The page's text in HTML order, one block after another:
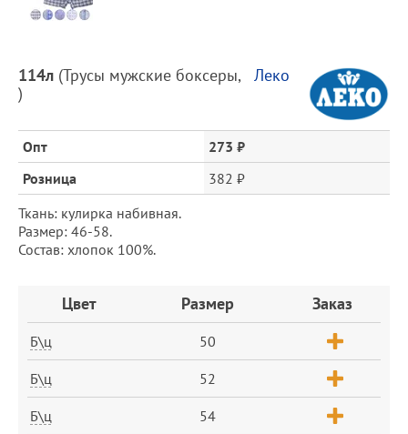
Описание
товара
и
цена
114л (Трусы мужские боксеры,
Леко
)
Опт
273 ₽
Розница
382 ₽
Ткань: кулирка набивная.
Размер: 46-58.
Состав: хлопок 100%.
ЗаказЦвет Размер Заказ
Б\ц 50
Б\ц 52
Б\ц 54